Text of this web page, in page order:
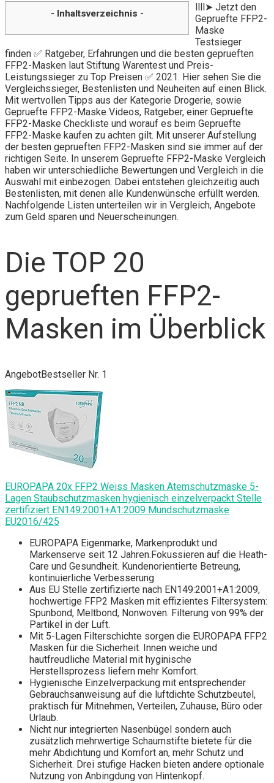
- Inhaltsverzeichnis -
llll➤ Jetzt den
Gepruefte FFP2-
Maske
Testsieger
finden ✅ Ratgeber, Erfahrungen und die besten geprueften
FFP2-Masken laut Stiftung Warentest und Preis-
Leistungssieger zu Top Preisen ✅ 2021. Hier sehen Sie die
Vergleichssieger, Bestenlisten und Neuheiten auf einen Blick.
Mit wertvollen Tipps aus der Kategorie Drogerie, sowie
Gepruefte FFP2-Maske Videos, Ratgeber, einer Gepruefte
FFP2-Maske Checkliste und worauf es beim Gepruefte
FFP2-Maske kaufen zu achten gilt. Mit unserer Aufstellung
der besten geprueften FFP2-Masken sind sie immer auf der
richtigen Seite. In unserem Gepruefte FFP2-Maske Vergleich
haben wir unterschiedliche Bewertungen und Vergleich in die
Auswahl mit einbezogen. Dabei entstehen gleichzeitig auch
Bestenlisten, mit denen alle Kundenwünsche erfüllt werden.
Nachfolgende Listen unterteilen wir in Vergleich, Angebote
zum Geld sparen und Neuerscheinungen.
Die TOP 20
geprueften FFP2-
Masken im Überblick
AngebotBestseller Nr. 1
EUROPAPA 20x FFP2 Weiss Masken Atemschutzmaske 5-
Lagen Staubschutzmasken hygienisch einzelverpackt Stelle
zertifiziert EN149:2001+A1:2009 Mundschutzmaske
EU2016/425
EUROPAPA Eigenmarke, Markenprodukt und
Markenserve seit 12 Jahren.Fokussieren auf die Heath-
Care und Gesundheit. Kundenorientierte Betreung,
kontinuierliche Verbesserung
Aus EU Stelle zertifizierte nach EN149:2001+A1:2009,
hochwertige FFP2 Masken mit effizientes Filtersystem:
Spunbond, Meltbond, Nonwoven. Filterung von 99% der
Partikel in der Luft.
Mit 5-Lagen Filterschichte sorgen die EUROPAPA FFP2
Masken für die Sicherheit. Innen weiche und
hautfreudliche Material mit hyginische
Herstellsprozess liefern mehr Komfort.
Hygienische Einzelverpackung mit entsprechender
Gebrauchsanweisung auf die luftdichte Schutzbeutel,
praktisch für Mitnehmen, Verteilen, Zuhause, Büro oder
Urlaub.
Nicht nur integrierten Nasenbügel sondern auch
zusätzlich mehrwertige Schaumstifte bietete für die
mehr Abdichtung und Komfort an, mehr Schutz und
Sicherheit. Drei stufige Hacken bieten andere optionale
Nutzung von Anbingdung von Hintenkopf.